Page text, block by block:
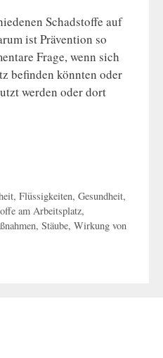
Schadstoffe auf
ist Prävention so
Frage, wenn sich
befinden könnten oder
werden oder dort
, Flüssigkeiten, Gesundheit,
am Arbeitsplatz,
, Stäube, Wirkung von